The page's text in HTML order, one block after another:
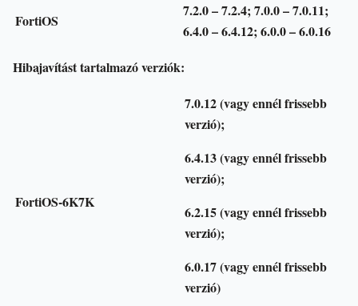
FortiOS
7.2.0 – 7.2.4; 7.0.0 – 7.0.11;
6.4.0 – 6.4.12; 6.0.0 – 6.0.16
Hibajavítást tartalmazó verziók:
FortiOS-6K7K
7.0.12 (vagy ennél frissebb
verzió);
6.4.13 (vagy ennél frissebb
verzió);
6.2.15 (vagy ennél frissebb
verzió);
6.0.17 (vagy ennél frissebb
verzió)